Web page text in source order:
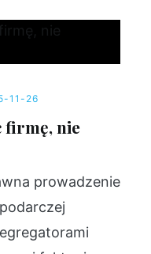
11-26
firmę, nie
prowadzenie